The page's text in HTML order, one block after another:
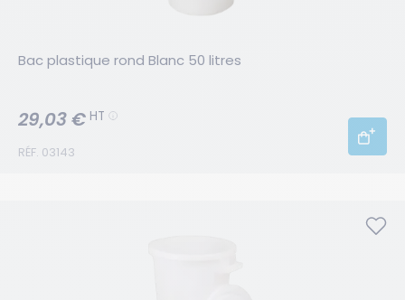
Bac plastique rond Blanc 50 litres
RÉF. 03143
29,03 € HT